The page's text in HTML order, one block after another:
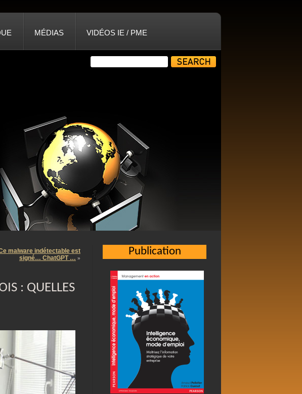
MÉDIAS VIDÉOS IE / PME
malware indétectable est
signé… ChatGPT … »
: QUELLES
Publication